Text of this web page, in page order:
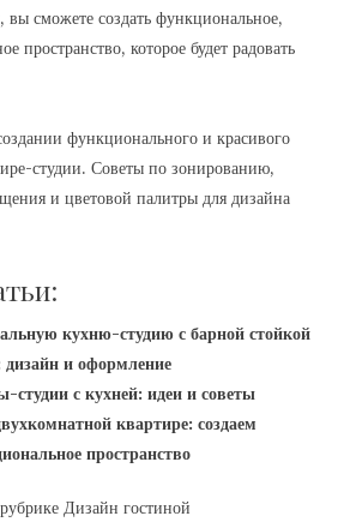
вы сможете создать функциональное,
пространство, которое будет радовать
функционального и красивого
студии. Советы по зонированию,
и цветовой палитры для дизайна
кухню-студию с барной стойкой
дизайн и оформление
студии с кухней: идеи и советы
квартире: создаем
пространство
Дизайн гостиной